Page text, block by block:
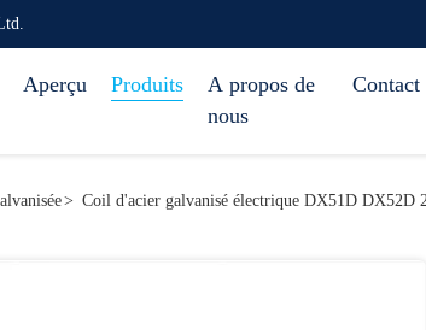
Aperçu Produits
A propos de
nous
Contact
> Coil d'acier galvanisé électrique DX51D DX52D